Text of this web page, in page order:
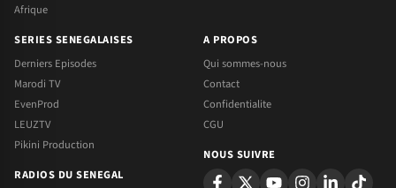
Afrique
SERIES SENEGALAISES
Derniers Episodes
Marodi TV
EvenProd
LEUZTV
Pikini Production
RADIOS DU SENEGAL
A PROPOS
Qui sommes-nous
Contact
Confidentialite
CGU
NOUS SUIVRE